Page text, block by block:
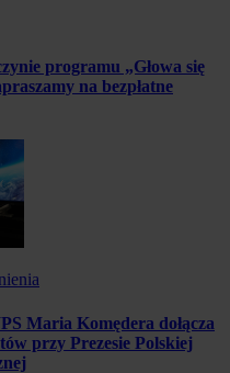
programu „Głowa się
na bezpłatne
Maria Komędera dołącza
przy Prezesie Polskiej